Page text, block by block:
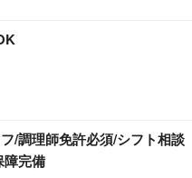
/調理師免許必須/シフト相談
障完備